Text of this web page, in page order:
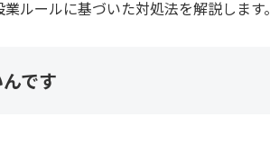
ルールに基づいた対処法を解説します。
です